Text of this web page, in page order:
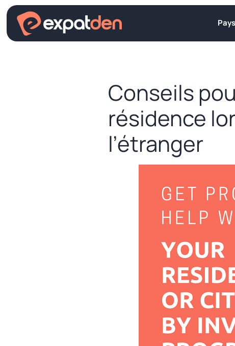
Aller
contenu
Pays
Conseils
résidence
l’étranger